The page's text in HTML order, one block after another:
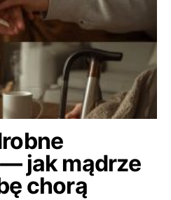
jak mądrze
chorą